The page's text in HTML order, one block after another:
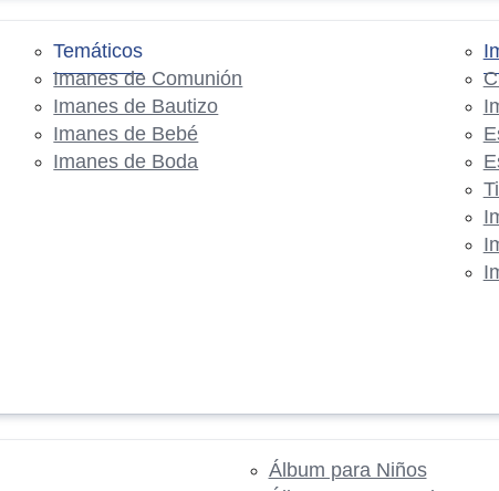
Temáticos
Imanes de Comunión
Imanes de Bautizo
Imanes de Bebé
Imanes de Boda
Álbum para Niños